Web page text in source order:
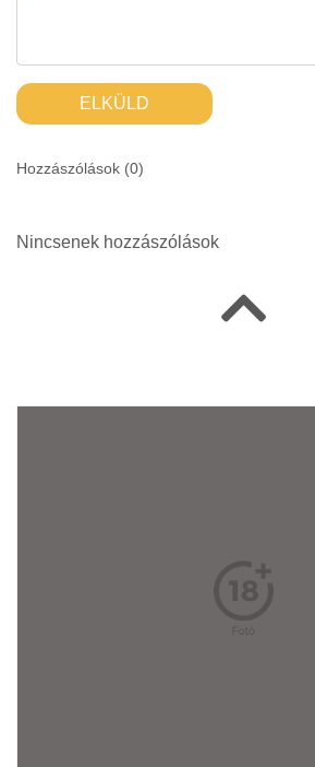
ELKÜLD
Hozzászólások (0)
Nincsenek hozzászólások